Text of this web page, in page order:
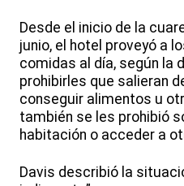
Desde el inicio de la
junio, el hotel proveyó a
comidas al día, según la
prohibirles que salieran
conseguir alimentos u
también se les prohibió
habitación o acceder a
Davis describió la